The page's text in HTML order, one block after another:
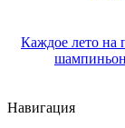
Каждое лето на
Навигация